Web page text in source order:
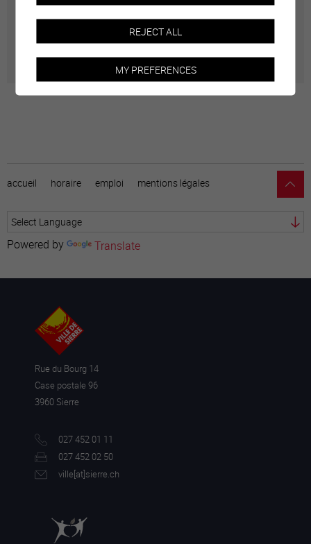
Géolocalisation de tous les points d'intérêt de la Ville
de Sierre.
accueil horaire emploi mentions légales
Powered by Translate
Rue du Bourg 14
Case postale 96
3960 Sierre
027 452 01 11
027 452 02 50
ville[at]sierre.ch
REJECT ALL
MY PREFERENCES